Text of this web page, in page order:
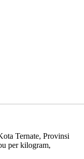
Ternate, Provinsi
per kilogram,